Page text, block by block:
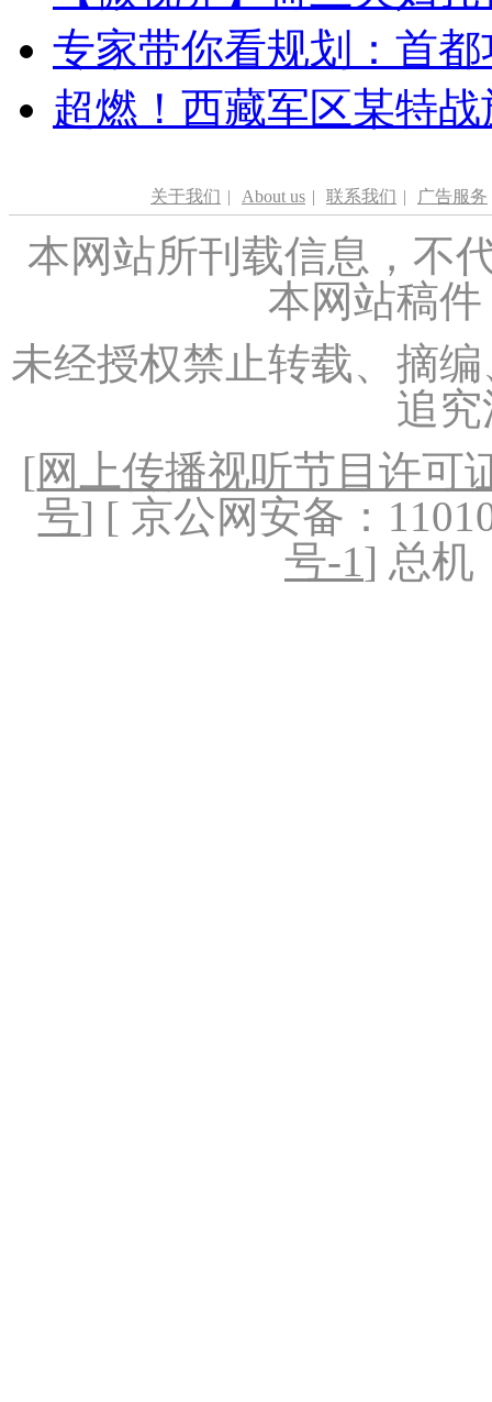
专家带你看规划：首
超燃！西藏军区某特
关于我们 | About us | 联系我们 | 广告服务
本网站所刊载信息，不
本网站稿
未经授权禁止转载、摘
追
[网上传播视听节目许可
号] [ 京公网安备：
号-1] 总机